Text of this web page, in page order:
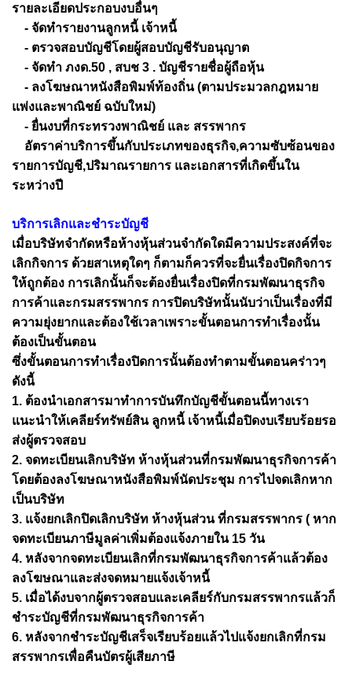
รายละเอียดประกอบงบอื่นๆ
- จัดทำรายงานลูกหนี้ เจ้าหนี้
- ตรวจสอบบัญชีโดยผู้สอบบัญชีรับอนุญาต
- จัดทำ ภงด.50 , สบช 3 . บัญชีรายชื่อผู้ถือหุ้น
- ลงโฆษณาหนังสือพิมพ์ท้องถิ่น (ตามประมวลกฎหมาย
แพ่งและพาณิชย์ ฉบับใหม่)
- ยื่นงบที่กระทรวงพาณิชย์ และ สรรพากร
อัตราค่าบริการขึ้นกับประเภทของธุรกิจ,ความซับซ้อนของ
รายการบัญชี,ปริมาณรายการ และเอกสารที่เกิดขึ้นใน
ระหว่างปี
บริการเลิกและชำระบัญชี
เมื่อบริษัทจำกัดหรือห้างหุ้นส่วนจำกัดใดมีความประสงค์ที่จะ
เลิกกิจการ ด้วยสาเหตุใดๆ ก็ตามก็ควรที่จะยื่นเรื่องปิดกิจการ
ให้ถูกต้อง การเลิกนั้นก็จะต้องยื่นเรื่องปิดที่กรมพัฒนาธุรกิจ
การค้าและกรมสรรพากร การปิดบริษัทนั้นนับว่าเป็นเรื่องที่มี
ความยุ่งยากและต้องใช้เวลาเพราะขั้นตอนการทำเรื่องนั้น
ต้องเป็นขั้นตอน
ซึ่งขั้นตอนการทำเรื่องปิดการนั้นต้องทำตามขั้นตอนคร่าวๆ
ดังนี้
1. ต้องนำเอกสารมาทำการบันทึกบัญชีขั้นตอนนี้ทางเรา
แนะนำให้เคลียร์ทรัพย์สิน ลูกหนี้ เจ้าหนี้เมื่อปิดงบเรียบร้อยรอ
ส่งผู้ตรวจสอบ
2. จดทะเบียนเลิกบริษัท ห้างหุ้นส่วนที่กรมพัฒนาธุรกิจการค้า
โดยต้องลงโฆษณาหนังสือพิมพ์นัดประชุม การไปจดเลิกหาก
เป็นบริษัท
3. แจ้งยกเลิกปิดเลิกบริษัท ห้างหุ้นส่วน ที่กรมสรรพากร ( หาก
จดทะเบียนภาษีมูลค่าเพิ่มต้องแจ้งภายใน 15 วัน
4. หลังจากจดทะเบียนเลิกที่กรมพัฒนาธุรกิจการค้าแล้วต้อง
ลงโฆษณาและส่งจดหมายแจ้งเจ้าหนี้
5. เมื่อได้งบจากผู้ตรวจสอบและเคลียร์กับกรมสรรพากรแล้วก็
ชำระบัญชีที่กรมพัฒนาธุรกิจการค้า
6. หลังจากชำระบัญชีเสร็จเรียบร้อยแล้วไปแจ้งยกเลิกที่กรม
สรรพากรเพื่อคืนบัตรผู้เสียภาษี